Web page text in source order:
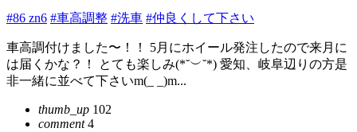
#86 zn6 #車高調整 #洗車 #仲良くして下さい
車高調付けました〜！！ 5月にホイール発注したので来月に
は届くかな？！ とても楽しみ(*˘︶˘*) 愛知、岐阜辺りの方是
非一緒に並べて下さいm(_ _)m...
thumb_up 102
comment4